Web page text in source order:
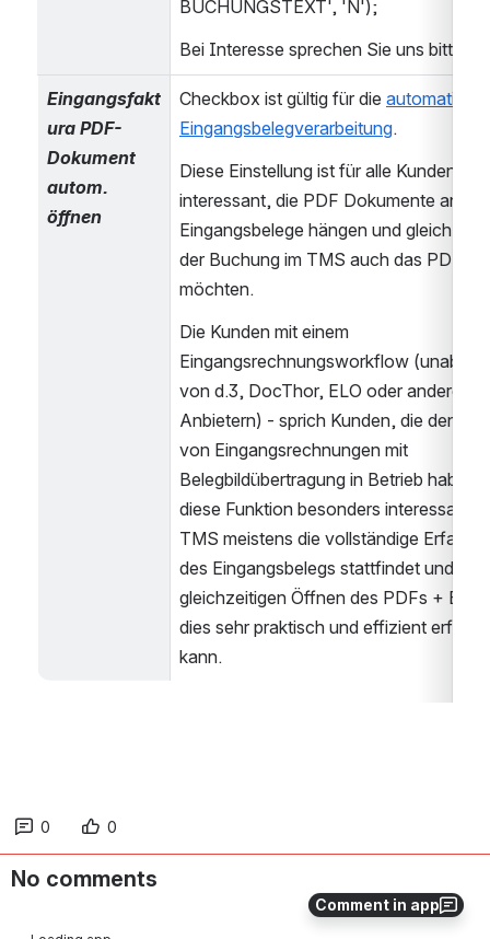
Comment in app
BUCHUNGSTEXT', 'N');
Bei Interesse sprechen Sie uns bitte an.
Eingangsfakt
ura PDF-
Dokument
autom.
öffnen
Checkbox ist gültig für die
Eingangsbelegverarbeitung.
Diese Einstellung ist für alle Kunden
interessant, die PDF Dokumente an die
Eingangsbelege hängen und
der Buchung im TMS auch das PDF
möchten.
Die Kunden mit einem
Eingangsrechnungsworkflow
von d.3, DocThor, ELO oder anderen
Anbietern) - sprich Kunden, die den
von Eingangsrechnungen mit
Belegbildübertragung in Betrieb haben,
diese Funktion besonders interessant,
TMS meistens die vollständige
des Eingangsbelegs stattfindet und
gleichzeitigen Öffnen des PDFs +
dies sehr praktisch und effizient
kann.
0 0
No comments